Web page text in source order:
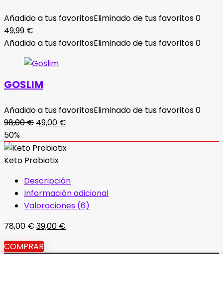
Añadido a tus favoritosEliminado de tus favoritos0
49,99 €
Añadido a tus favoritosEliminado de tus favoritos0
GOSLIM
Añadido a tus favoritosEliminado de tus favoritos0
98,00€ El
original
era:
49,00 €
actual
50%
Keto Probiotix
Descripción
Información adicional
Valoraciones (6)
78,00€El
precio
original
39,00 €
actual
COMPRAR